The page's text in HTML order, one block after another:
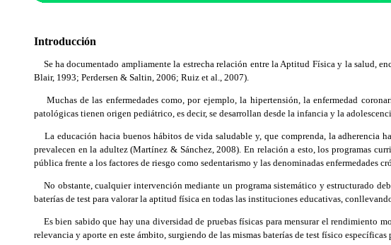
Introducción
Se ha documentado ampliamente la estrecha relación entre la Aptitud Física y la salud,
Blair, 1993; Perdersen & Saltin, 2006; Ruiz et al., 2007).
Muchas de las enfermedades como, por ejemplo, la hipertensión, la enfermedad
patológicas tienen origen pediátrico, es decir, se desarrollan desde la infancia y la
La educación hacia buenos hábitos de vida saludable y, que comprenda, la adherencia
prevalecen en la adultez (Martínez & Sánchez, 2008). En relación a esto, los programas
pública frente a los factores de riesgo como sedentarismo y las denominadas enfermedades
No obstante, cualquier intervención mediante un programa sistemático y estructurado
baterías de test para valorar la aptitud física en todas las instituciones educativas,
Es bien sabido que hay una diversidad de pruebas físicas para mensurar el rendimiento
relevancia y aporte en este ámbito, surgiendo de las mismas baterías de test físico